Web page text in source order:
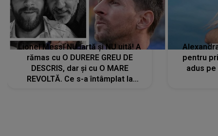
Lionel Messi NU iartă și NU uită! A
rămas cu O DURERE GREU DE
DESCRIS, dar și cu O MARE
REVOLTĂ. Ce s-a întâmplat la
pentru
adus